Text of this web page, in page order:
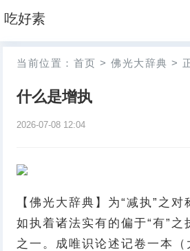
吃好素
网
站
月
当前位置： 首页 > 佛光大辞典 >
什么是增执
2026-07-08 12:04
【佛光大辞典】为“减执”之对
如执着诸法实有的偏于“有”之
之一。成唯识论述记卷一本（